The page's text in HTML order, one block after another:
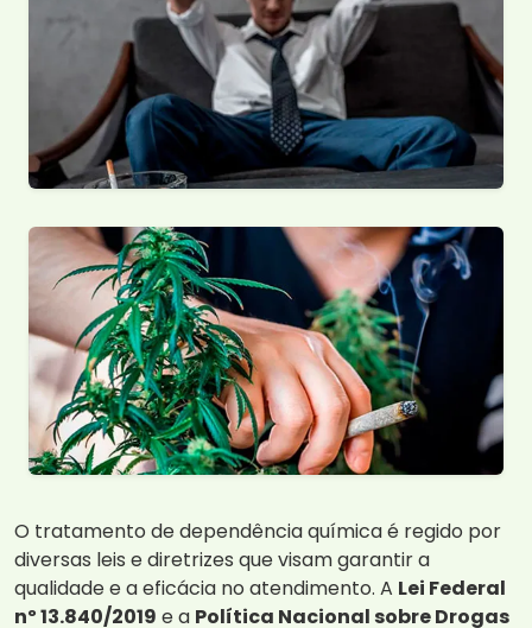
O tratamento de dependência química é regido por
diversas leis e diretrizes que visam garantir a
qualidade e a eficácia no atendimento. A Lei Federal
nº 13.840/2019 e a Política Nacional sobre Drogas